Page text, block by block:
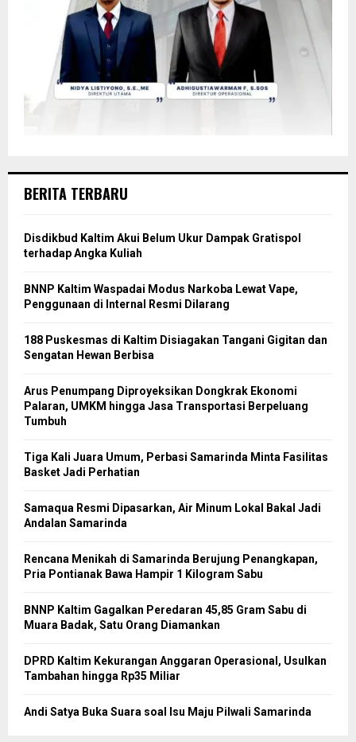
BERITA TERBARU
Disdikbud Kaltim Akui Belum Ukur Dampak Gratispol
terhadap Angka Kuliah
BNNP Kaltim Waspadai Modus Narkoba Lewat Vape,
Penggunaan di Internal Resmi Dilarang
188 Puskesmas di Kaltim Disiagakan Tangani Gigitan dan
Sengatan Hewan Berbisa
Arus Penumpang Diproyeksikan Dongkrak Ekonomi
Palaran, UMKM hingga Jasa Transportasi Berpeluang
Tumbuh
Tiga Kali Juara Umum, Perbasi Samarinda Minta Fasilitas
Basket Jadi Perhatian
Samaqua Resmi Dipasarkan, Air Minum Lokal Bakal Jadi
Andalan Samarinda
Rencana Menikah di Samarinda Berujung Penangkapan,
Pria Pontianak Bawa Hampir 1 Kilogram Sabu
BNNP Kaltim Gagalkan Peredaran 45,85 Gram Sabu di
Muara Badak, Satu Orang Diamankan
DPRD Kaltim Kekurangan Anggaran Operasional, Usulkan
Tambahan hingga Rp35 Miliar
Andi Satya Buka Suara soal Isu Maju Pilwali Samarinda